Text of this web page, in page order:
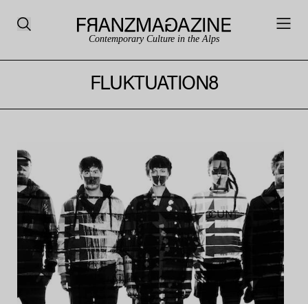
Contemporary Culture in the Alps
FLUKTUATION8